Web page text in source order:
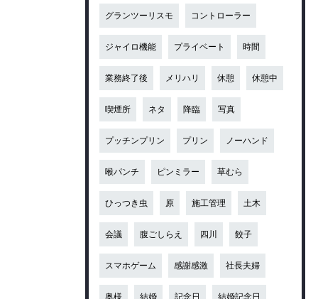
グランツーリスモ コントローラー
ジャイロ機能 プライベート 時間
業務終了後 メリハリ 休憩 休憩中
喫煙所 ネタ 降臨 写真
プッチンプリン プリン ノーハンド
喉パンチ ピンミラー 草むら
ひっつき虫 原 施工管理 土木
会議 腹ごしらえ 四川 餃子
スマホゲーム 感謝感激 社長夫婦
奥様 結婚 記念日 結婚記念日